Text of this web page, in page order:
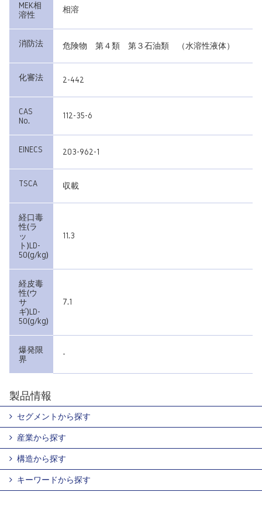
MEK相
溶性
相溶
消防法 危険物 第４類 第３石油類 （水溶性液体）
化審法 2-442
CAS
No.
112-35-6
EINECS 203-962-1
TSCA 収載
経口毒
性(ラ
ッ
ト)LD-
50(g/kg)
11.3
経皮毒
性(ウ
サ
ギ)LD-
50(g/kg)
7.1
爆発限
界
-
製品情報
セグメントから探す
産業から探す
構造から探す
キーワードから探す